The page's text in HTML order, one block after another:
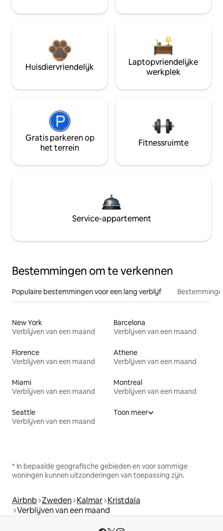
Huisdiervriendelijk
Laptopvriendelijke
werkplek
Gratis parkeren op
het terrein
Fitnessruimte
Service-appartement
Bestemmingen om te verkennen
Populaire bestemmingen voor een lang verblijf
New York
Verblijven van een maand
Barcelona
Verblijven van een maand
Florence
Verblijven van een maand
Athene
Verblijven van een maand
Miami
Verblijven van een maand
Montreal
Verblijven van een maand
Seattle
Verblijven van een maand
Toon meer
* In bepaalde geografische gebieden en voor sommige
woningen kunnen uitzonderingen van toepassing zijn.
Airbnb Zweden Kalmar Kristdala
Verblijven van een maand